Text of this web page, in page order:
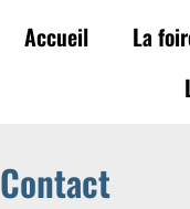
Accueil La
Contact